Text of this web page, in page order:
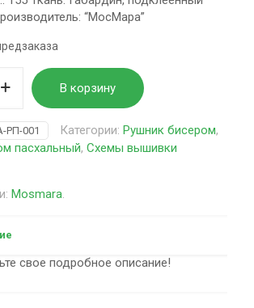
“МосМара”
В корзину
РП-001 Категории: Рушник бисером,
пасхальный, Схемы вышивки
Mosmara.
свое подробное описание!